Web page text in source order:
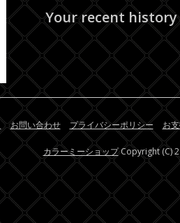
Your recent history
お問い合わせ プライバシーポリシー お
カラーミーショップCopyright (C)